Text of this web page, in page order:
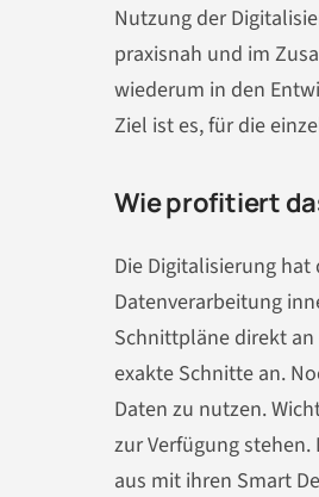
Nutzung der
praxisnah und im
wiederum in den
Ziel ist es, für die
Wie profitiert
Die Digitalisierung
Datenverarbeitung
Schnittpläne direkt
exakte Schnitte an.
Daten zu nutzen.
zur Verfügung
aus mit ihren Smart